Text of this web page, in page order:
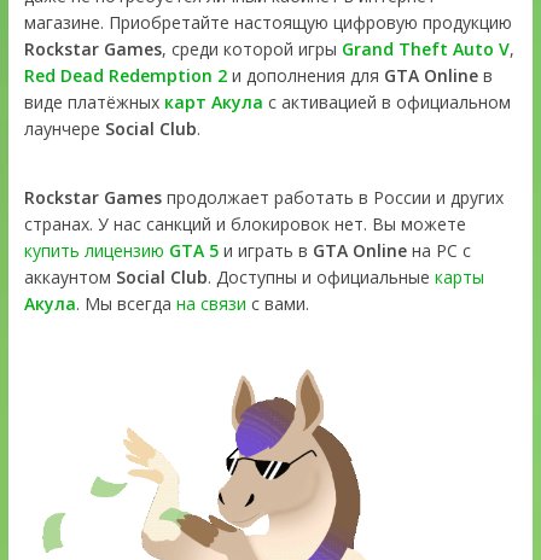
магазине. Приобретайте настоящую цифровую продукцию
Rockstar Games, среди которой игры Grand Theft Auto V,
Red Dead Redemption 2и дополнения для GTA Onlineв
виде платёжных карт Акула с активацией в официальном
лаунчере Social Club.
Rockstar Gamesпродолжает работать в России и других
странах. У нас санкций и блокировок нет. Вы можете
купить лицензию GTA 5и играть в GTA Onlineна PC с
аккаунтом Social Club. Доступны и официальные карты
Акула. Мы всегда на связи с вами.